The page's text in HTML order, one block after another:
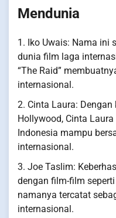
Mendunia
1. Iko Uwais: Nama ini
dunia film laga
“The Raid”
internasional.
2. Cinta Laura:
Hollywood, Cinta
Indonesia mampu
internasional.
3. Joe Taslim:
dengan film-film
namanya tercatat
internasional.